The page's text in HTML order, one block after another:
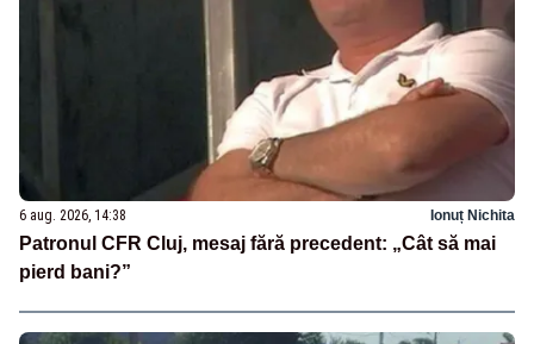
6 aug. 2026, 14:38 Ionuț Nichita
Patronul CFR Cluj, mesaj fără precedent: „Cât să mai
pierd bani?”